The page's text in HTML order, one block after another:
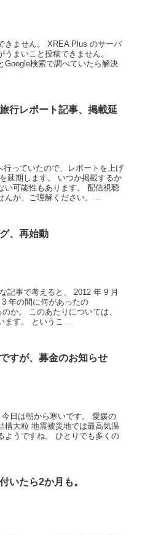
きません。 XREA Plus のサーバ
まいこと投稿できません。
Google検索で調べていたら解決
行レポート記事、掲載延
行っていたので、レポートを上げ
延期します。 いつか掲載するか
い可能性もあります。 配信視聴
が、ご理解ください。...
、再始動
記事で考えると、 2012 年 9 月
年の間に何があったの
か。 このあたりについては、
ます。 というこ...
すが、募金のお知らせ
日は朝から寒いです。 愛媛の
構大粒 地震被災地では最高気温
ようですね。 ひとりでも多くの
いたら2か月も。